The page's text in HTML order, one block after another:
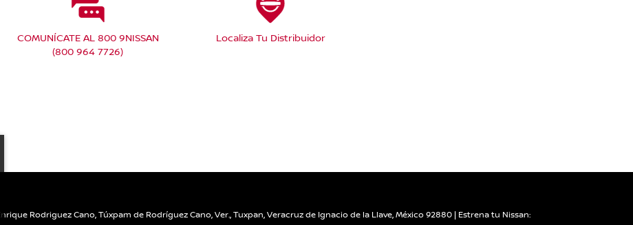
COMUNÍCATE AL 800 9NISSAN
(800 964 7726)
Localiza Tu Distribuidor
Rodriguez Cano, Túxpam de Rodríguez Cano, Ver.,Tuxpan,Veracruz de Ignacio de la Llave,México 92880 | Estrena tu Nissan: